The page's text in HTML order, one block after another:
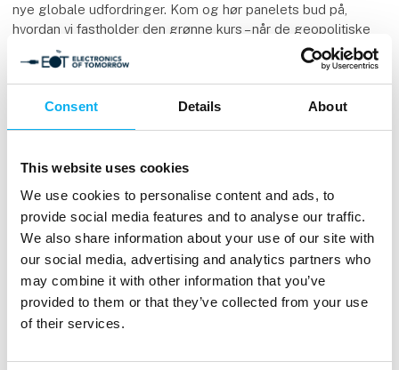
Consent Details About
This website uses cookies
We use cookies to personalise content and ads, to
provide social media features and to analyse our traffic.
We also share information about your use of our site with
our social media, advertising and analytics partners who
may combine it with other information that you’ve
provided to them or that they’ve collected from your use
of their services.
nye globale udfordringer. Kom og hør panelets bud på,
hvordan vi fastholder den grønne kurs – når de geopolitiske
spilleregler ændrer sig uge for uge.
Supplemental informations
Jan Hylleberg
Viceadm. Direktør
Rasmus Skov
VP Public & Regulatory Affairs